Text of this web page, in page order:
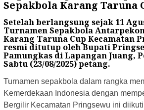
Sepakbola Karang Taruna
Setelah berlangsung sejak 11
Turnamen Sepakbola
Karang Taruna Cup Kecamatan
resmi ditutup oleh Bupati
Pamungkas di Lapangan Juang,
Sabtu (23/08/2025) petang.
Turnamen sepakbola dalam rangka
Kemerdekaan Indonesia dengan
Bergilir Kecamatan Pringsewu ini